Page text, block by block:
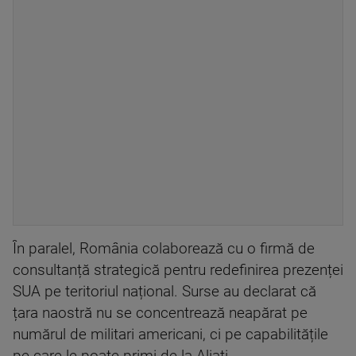
În paralel, România colaborează cu o firmă de
consultanță strategică pentru redefinirea prezenței
SUA pe teritoriul național. Surse au declarat că
țara naostră nu se concentrează neapărat pe
numărul de militari americani, ci pe capabilitățile